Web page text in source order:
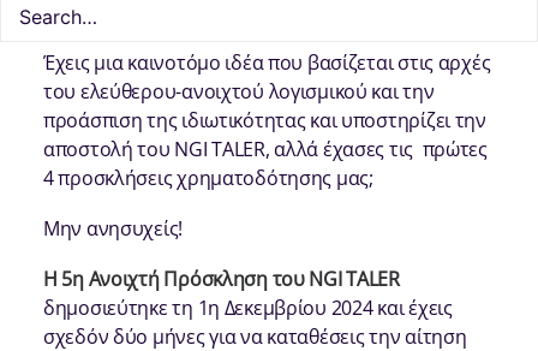
Έχεις μια καινοτόμο ιδέα που βασίζεται στις αρχές
του ελεύθερου-ανοιχτού λογισμικού και την
προάσπιση της ιδιωτικότητας και υποστηρίζει την
αποστολή του NGI TALER, αλλά έχασες τις πρώτες
4 προσκλήσεις χρηματοδότησης μας;
Μην ανησυχείς!
Η 5η Ανοιχτή Πρόσκληση του NGI TALER
δημοσιεύτηκε τη 1η Δεκεμβρίου 2024 και έχεις
σχεδόν δύο μήνες για να καταθέσεις την αίτηση